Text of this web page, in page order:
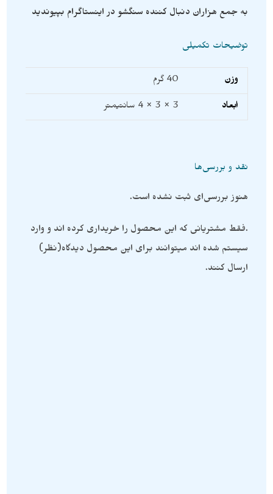
به جمع هزاران دنبال کننده سنگشو در اینستاگرام بپیوندید
توضیحات تکمیلی
وزن 40 گرم
ابعاد 3 × 3 × 4 سانتیمتر
نقد و بررسی‌ها
هنوز بررسی‌ای ثبت نشده است.
.فقط مشتریانی که این محصول را خریداری کرده اند و وارد
سیستم شده اند میتوانند برای این محصول دیدگاه(نظر)
ارسال کنند.